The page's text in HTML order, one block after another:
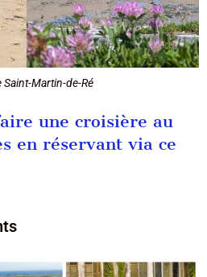
Saint-Martin-de-Ré
une croisière au
en réservant via ce